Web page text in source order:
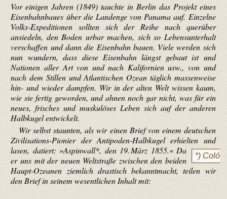
Vor einigen Jahren (1849) tauchte in Berlin das Projekt eines
Eisenbahnbaues über die Landenge von Panama auf. Einzelne
Volks-Expeditionen sollten sich der Reihe nach querüber
ansiedeln, den Boden urbar machen, sich so Lebensunterhalt
verschaffen und dann die Eisenbahn bauen. Viele werden sich
nun wundern, dass diese Eisenbahn längst gebaut ist und
Nationen aller Art von und nach Kalifornien usw., von und
nach dem Stillen und Atlantischen Ozean täglich massenweise
hin- und wieder dampfen. Wir in der alten Welt wissen kaum,
wie sie fertig geworden, und ahnen noch gar nicht, was für ein
neues, frisches und muskulöses Leben sich auf der anderen
Halbkugel entwickelt.
Wir selbst staunten, als wir einen Brief von einem deutschen
Zivili­sations-Pionier der Antipoden-Halbkugel erhielten und
lasen, datiert: »Aspinwall*,
*) Colón
den 19. März 1855.« Da
er uns mit der neuen Weltstraße zwischen den beiden
Haupt-Ozeanen ziemlich drastisch bekanntmacht, teilen wir
den Brief in seinem wesentlichen Inhalt mit: